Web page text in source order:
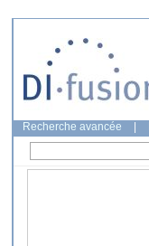
Recherche avancée